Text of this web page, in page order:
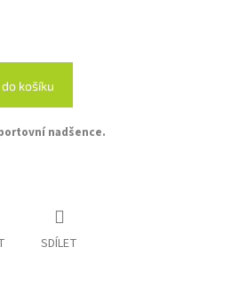
košíku
nadšence.
SDÍLET